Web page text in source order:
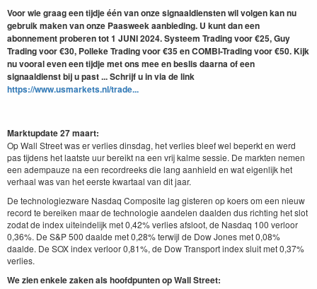
Voor wie graag een tijdje één van onze signaaldiensten wil volgen kan nu
gebruik maken van onze Paasweek aanbieding. U kunt dan een
abonnement proberen tot 1 JUNI 2024. Systeem Trading voor €25, Guy
Trading voor €30, Polleke Trading voor €35 en COMBI-Trading voor €50. Kijk
nu vooral even een tijdje met ons mee en beslis daarna of een
signaaldienst bij u past ... Schrijf u in via de link
https://www.usmarkets.nl/trade...
Marktupdate 27 maart:
Op Wall Street was er verlies dinsdag, het verlies bleef wel beperkt en werd
pas tijdens het laatste uur bereikt na een vrij kalme sessie. De markten nemen
een adempauze na een recordreeks die lang aanhield en wat eigenlijk het
verhaal was van het eerste kwartaal van dit jaar.
De technologiezware Nasdaq Composite lag gisteren op koers om een nieuw
record te bereiken maar de technologie aandelen daalden dus richting het slot
zodat de index uiteindelijk met 0,42% verlies afsloot, de Nasdaq 100 verloor
0,36%. De S&P 500 daalde met 0,28% terwijl de Dow Jones met 0,08%
daalde. De SOX index verloor 0,81%, de Dow Transport index sluit met 0,37%
verlies.
We zien enkele zaken als hoofdpunten op Wall Street: